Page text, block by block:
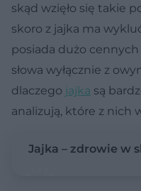
skąd wzięło się takie
skoro z jajka ma
posiada dużo cennych
słowa wyłącznie z
dlaczego jajka są
analizują, które z nich
Jajka – zdrowie w